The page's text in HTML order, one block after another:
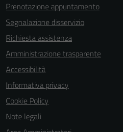
Prenotazione appuntamento
Segnalazione disservizio
Richiesta assistenza
Amministrazione trasparente
Accessibilità
Informativa privacy
Cookie Policy
Note legali